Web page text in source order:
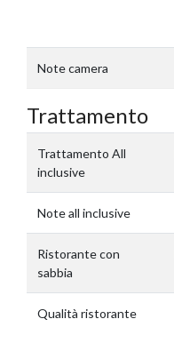
Note camera
Trattamento
Trattamento All
inclusive
Note all inclusive
Ristorante con
sabbia
Qualità ristorante